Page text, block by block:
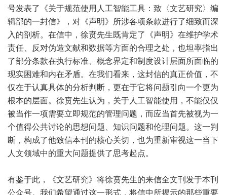
号发表了《关于规范使用人工智能工具：致〈文艺研究〉编
辑部的一封信》，对《声明》所涉各项条款进行了细致而深
入的剖析。在信中，徐贲先生既肯定了《声明》在维护学术
责任、反对伪造文献和数据等方面的合理之处，也坦率指出
了部分条款在执行标准、概念界定和制度设计层面所面临的
现实困难和内在矛盾。在我们看来，这封信的真正价值，不
仅在于认真具体的分析判断，更在于它将问题引向一个更为
根本的层面。徐贲先生认为，关于人工智能使用，不能仅仅
被当作一项需要立即规范的管理问题，而应当首先被视为一
个值得公共讨论的思想问题、知识问题和伦理问题。这一判
断，构成了他致信本刊的核心关切，也为重新审视这一当下
人文领域中的重大问题提供了思考起点。
有鉴于此，《文艺研究》将徐贲先生的来信全文刊发于本刊
公众号。我们希望通过这一形式，将信中所揭示的那些重要